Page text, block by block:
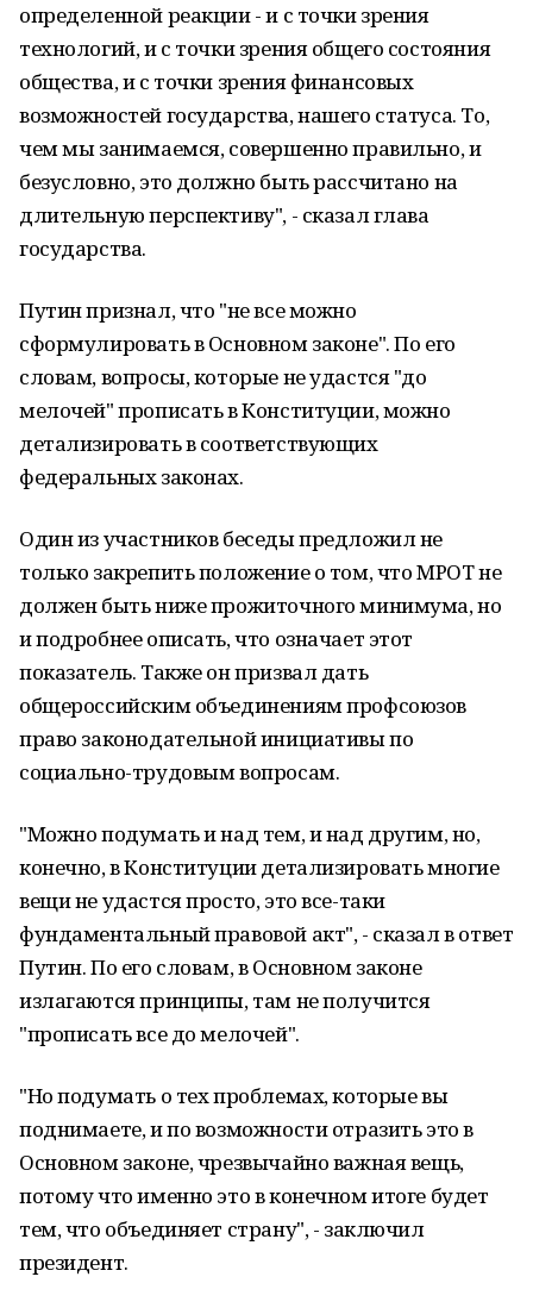
определенной реакции - и с точки зрения
технологий, и с точки зрения общего состояния
общества, и с точки зрения финансовых
возможностей государства, нашего статуса. То,
чем мы занимаемся, совершенно правильно, и
безусловно, это должно быть рассчитано на
длительную перспективу", - сказал глава
государства.
Путин признал, что "не все можно
сформулировать в Основном законе". По его
словам, вопросы, которые не удастся "до
мелочей" прописать в Конституции, можно
детализировать в соответствующих
федеральных законах.
Один из участников беседы предложил не
только закрепить положение о том, что МРОТ не
должен быть ниже прожиточного минимума, но
и подробнее описать, что означает этот
показатель. Также он призвал дать
общероссийским объединениям профсоюзов
право законодательной инициативы по
социально-трудовым вопросам.
"Можно подумать и над тем, и над другим, но,
конечно, в Конституции детализировать многие
вещи не удастся просто, это все-таки
фундаментальный правовой акт", - сказал в ответ
Путин. По его словам, в Основном законе
излагаются принципы, там не получится
"прописать все до мелочей".
"Но подумать о тех проблемах, которые вы
поднимаете, и по возможности отразить это в
Основном законе, чрезвычайно важная вещь,
потому что именно это в конечном итоге будет
тем, что объединяет страну", - заключил
президент.